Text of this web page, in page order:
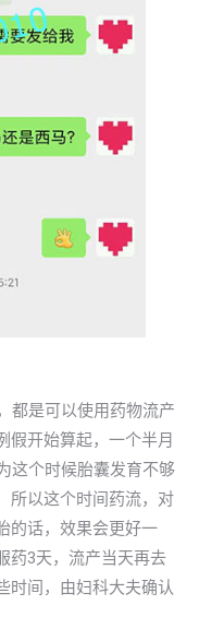
都是可以使用药物流产
假开始算起，一个半月
这个时候胎囊发育不够
所以这个时间药流，对
的话，效果会更好一
药3天，流产当天再去
时间，由妇科大夫确认